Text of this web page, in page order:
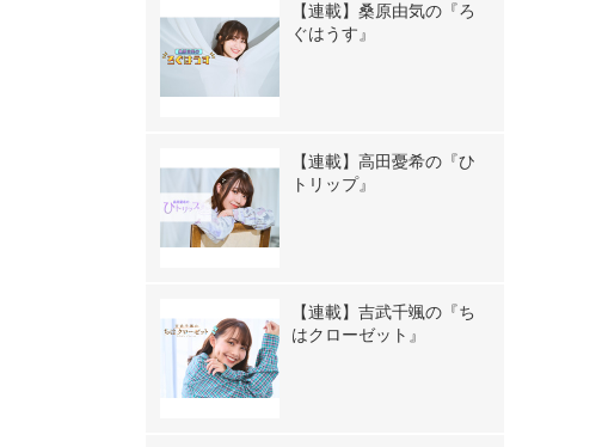
【連載】桑原由気の『ろ
ぐはうす』
【連載】高田憂希の『ひ
トリップ』
【連載】吉武千颯の『ち
はクローゼット』